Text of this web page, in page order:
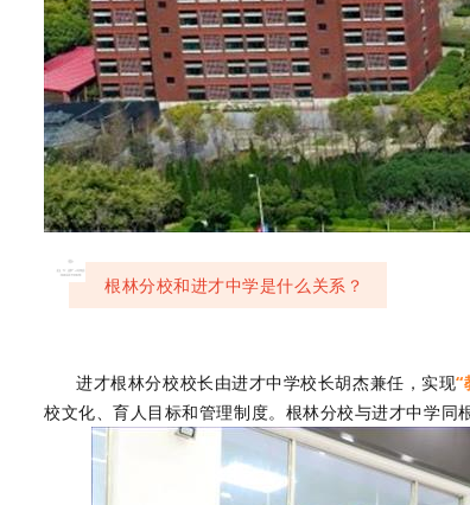
02
根林分校和进才中学是什么关系？
进才根林分校校长由进才中学校长胡杰兼任，实现“
校文化、育人目标和管理制度。根林分校与进才中学同